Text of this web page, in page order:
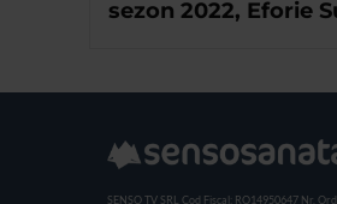
sezon 2022, Eforie
SENSO TV SRL Cod Fiscal: RO14950647 Nr.